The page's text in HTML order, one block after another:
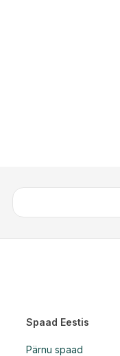
Spaad Eestis
Pärnu spaad